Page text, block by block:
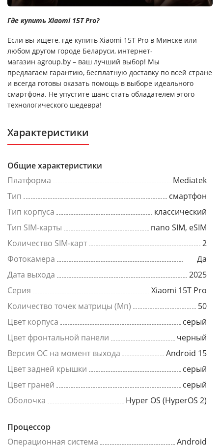
Где купить Xiaomi 15T Pro?
Если вы ищете, где купить Xiaomi 15T Pro в Минске или
любом другом городе Беларуси, интернет-
магазин agroup.by – ваш лучший выбор! Мы
предлагаем гарантию, бесплатную доставку по всей стране
и всегда готовы оказать помощь в выборе идеального
смартфона. Не упустите шанс стать обладателем этого
технологического шедевра!
Характеристики
Общие характеристики
Платформа
Mediatek
Тип
смартфон
Тип корпуса
классический
Тип SIM-карты
nano SIM, eSIM
Количество SIM-карт
2
Фотокамера
Да
Дата выхода
2025
Серия
Xiaomi 15T Pro
Количество точек матрицы (Мп)
50
Цвет корпуса
серый
Цвет фронтальной панели
черный
Версия ОС на момент выхода
Android 15
Цвет задней крышки
серый
Цвет граней
серый
Оболочка
Hyper OS (HyperOS 2)
Процессор
Операционная система
Android